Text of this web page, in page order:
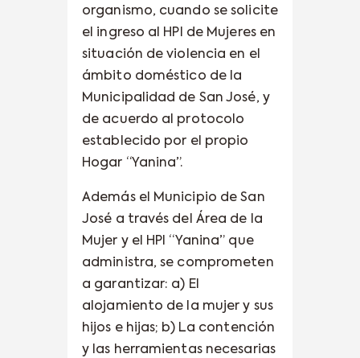
organismo, cuando se solicite
el ingreso al HPI de Mujeres en
situación de violencia en el
ámbito doméstico de la
Municipalidad de San José, y
de acuerdo al protocolo
establecido por el propio
Hogar “Yanina”.
Además el Municipio de San
José a través del Área de la
Mujer y el HPI “Yanina” que
administra, se comprometen
a garantizar: a) El
alojamiento de la mujer y sus
hijos e hijas; b) La contención
y las herramientas necesarias